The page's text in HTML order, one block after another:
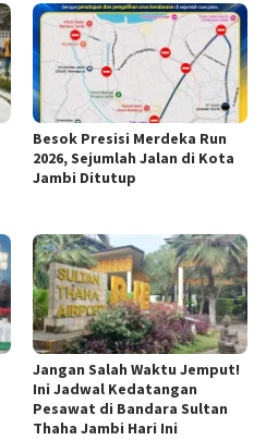
Besok Presisi Merdeka Run
2026, Sejumlah Jalan di Kota
Jambi Ditutup
Jangan Salah Waktu Jemput!
Ini Jadwal Kedatangan
Pesawat di Bandara Sultan
Thaha Jambi Hari Ini